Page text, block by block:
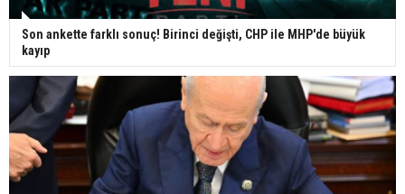
Son ankette farklı sonuç! Birinci değişti, CHP ile MHP'de büyük
kayıp